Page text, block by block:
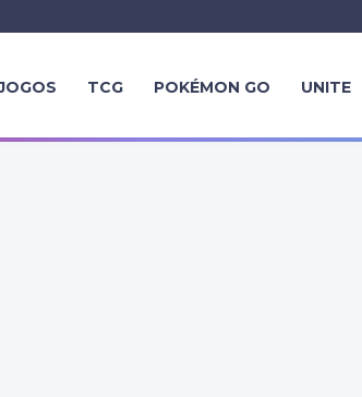
TCG POKÉMON GO UNITE